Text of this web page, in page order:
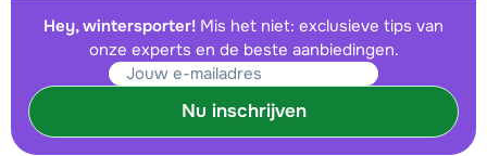
Hey, wintersporter! Mis het niet: exclusieve tips van
onze experts en de beste aanbiedingen.
Nu inschrijven